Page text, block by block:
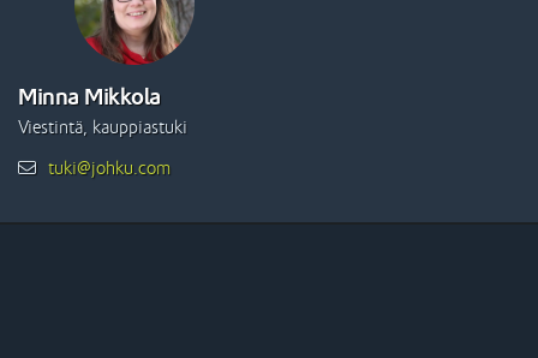
Minna Mikkola
Viestintä, kauppiastuki
tuki@johku.com